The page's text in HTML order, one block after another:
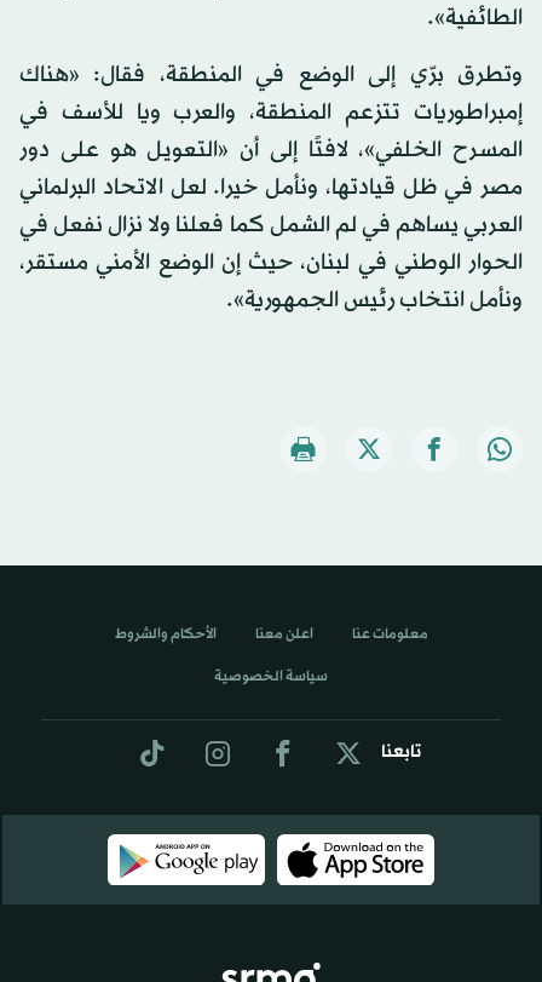
الطائفية».
وتطرق برّي إلى الوضع في المنطقة، فقال: «هناك
إمبراطوريات تتزعم المنطقة، والعرب ويا للأسف في
المسرح الخلفي»، لافتًا إلى أن «التعويل هو على دور
مصر في ظل قيادتها، ونأمل خيرا. لعل الاتحاد البرلماني
العربي يساهم في لم الشمل كما فعلنا ولا نزال نفعل في
الحوار الوطني في لبنان، حيث إن الوضع الأمني مستقر،
ونأمل انتخاب رئيس الجمهورية».
تابعنا
معلومات عنا اعلن معنا الأحكام والشروط
سياسة الخصوصية